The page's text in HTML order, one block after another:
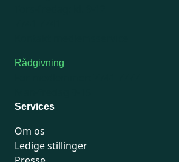
Rådgivning
Services
Om os
Ledige stillinger